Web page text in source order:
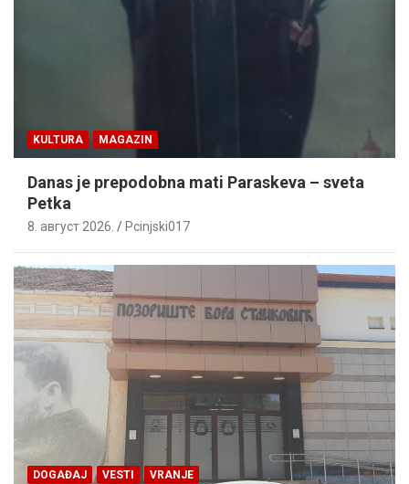
KULTURA MAGAZIN
Danas je prepodobna mati Paraskeva – sveta
Petka
8. август 2026. Pcinjski017
DOGAĐAJ VESTI VRANJE